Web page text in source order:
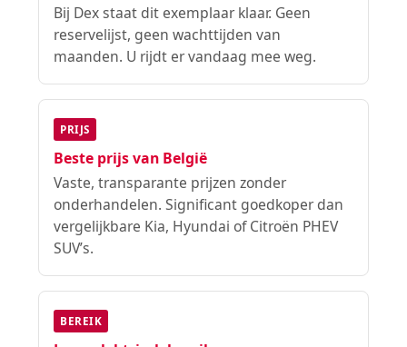
Bij Dex staat dit exemplaar klaar. Geen
reservelijst, geen wachttijden van
maanden. U rijdt er vandaag mee weg.
PRIJS
Beste prijs van België
Vaste, transparante prijzen zonder
onderhandelen. Significant goedkoper dan
vergelijkbare Kia, Hyundai of Citroën PHEV
SUV’s.
BEREIK